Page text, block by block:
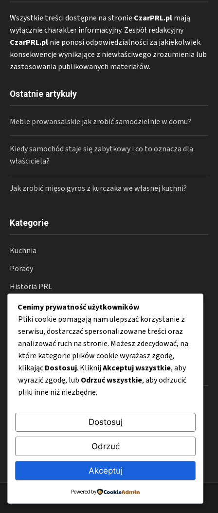
Wszystkie treści dostępne na stronie CzarPRL.plmają
wyłącznie charakter informacyjny. Zespół redakcyjny
CzarPRL.plnie ponosi odpowiedzialności za jakiekolwiek
konsekwencje wynikające z niewłaściwego zrozumienia lub
zastosowania publikowanych materiałów.
Ostatnie artykuły
Meble prowansalskie jak zrobić samodzielnie w domu?
Kiedy samochód staje się zabytkowy i co to oznacza dla
właściciela?
Jak zrobić mięso gyros z kurczaka we własnej kuchni?
Kategorie
Kuchnia
Porady
Historia PRL
Moda i styl
Motoryzacja
Design i wnętrza
Mapa strony
Polityka prywatności
© 2026 CzarPRL.pl
Cenimy prywatność użytkowników
Pliki cookie pomagają nam ulepszać korzystanie z
serwisu, dostarczać spersonalizowane treści oraz
analizować ruch na stronie. Możesz zdecydować, na
które kategorie plików cookie wyrażasz zgodę,
klikającDostosuj. KliknijAkceptuj wszystkie, aby
wyrazić zgodę, lub Odrzuć wszystkie, aby odrzucić
pliki inne niż niezbędne.
Dostosuj
Odrzuć
Akceptuj
Powered by